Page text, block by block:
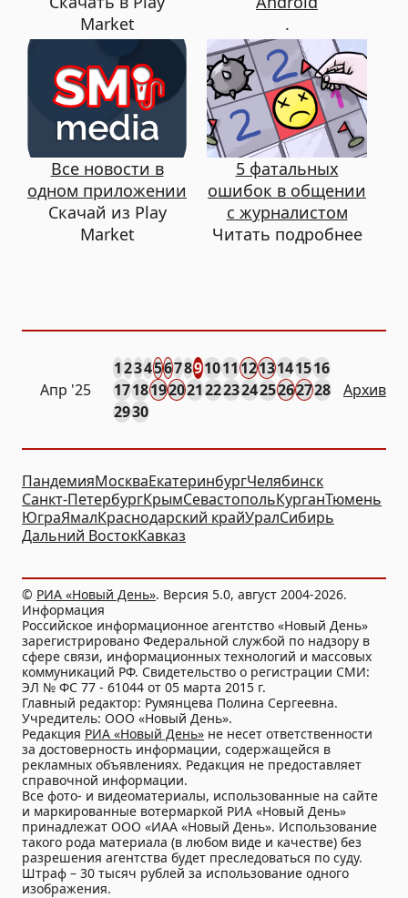
Market
.
Все новости в
одном приложении
Скачай из Play
Market
5 фатальных
ошибок в общении
с журналистом
Читать подробнее
Апр '25
12345678910111213141516
171819202122232425262728
2930
Архив
ПандемияМоскваЕкатеринбургЧелябинск
Санкт-ПетербургКрымСевастопольКурганТюмень
ЮграЯмалКраснодарский крайУралСибирь
Дальний ВостокКавказ
© РИА «Новый День». Версия 5.0, август 2004-2026.
Информация
Российское информационное агентство «Новый День»
зарегистрировано Федеральной службой по надзору в
сфере связи, информационных технологий и массовых
коммуникаций РФ. Свидетельство о регистрации СМИ:
ЭЛ № ФС 77 - 61044 от 05 марта 2015 г.
Главный редактор: Румянцева Полина Сергеевна.
Учредитель: ООО «Новый День».
Редакция РИА «Новый День» не несет ответственности
за достоверность информации, содержащейся в
рекламных объявлениях. Редакция не предоставляет
справочной информации.
Все фото- и видеоматериалы, использованные на сайте
и маркированные вотермаркой РИА «Новый День»
принадлежат ООО «ИАА «Новый День». Использование
такого рода материала (в любом виде и качестве) без
разрешения агентства будет преследоваться по суду.
Штраф – 30 тысяч рублей за использование одного
изображения.